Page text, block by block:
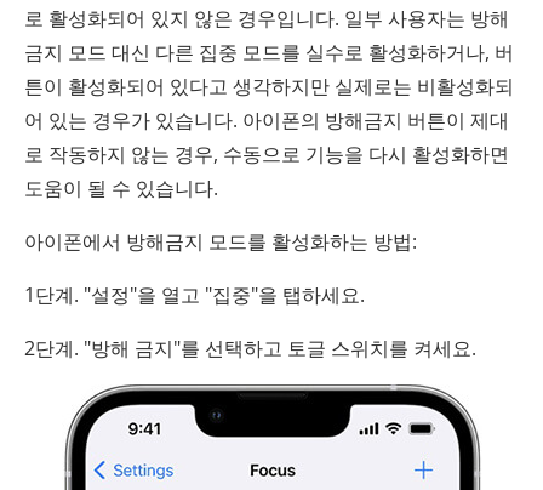
로 활성화되어 있지 않은 경우입니다. 일부 사용자는 방해
금지 모드 대신 다른 집중 모드를 실수로 활성화하거나, 버
튼이 활성화되어 있다고 생각하지만 실제로는 비활성화되
어 있는 경우가 있습니다. 아이폰의 방해금지 버튼이 제대
로 작동하지 않는 경우, 수동으로 기능을 다시 활성화하면
도움이 될 수 있습니다.
아이폰에서 방해금지 모드를 활성화하는 방법:
1단계. "설정"을 열고 "집중"을 탭하세요.
2단계. "방해 금지"를 선택하고 토글 스위치를 켜세요.